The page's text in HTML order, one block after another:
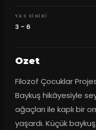
YAS SINIRI
3 - 6
Ozet
Filozof Çocuklar
Baykuş hikâyesiyle
ağaçları ile kaplı bir
yaşardı. Küçük